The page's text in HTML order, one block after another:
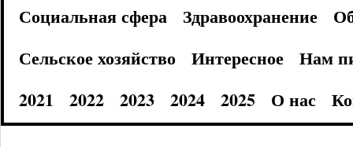
Социальная сфера
Здравоохранение
Сельское хозяйство
Интересное
Нам
2021
2022 2023 2024 2025 О нас